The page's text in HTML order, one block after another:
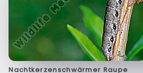
Nachtkerzenschwärmer Raupe